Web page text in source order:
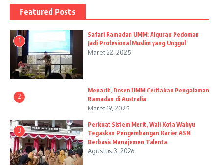
Featured Posts
1
Safari Ramadan UMM: Alquran Pedoman
Jadi Profesional Muslim yang Unggul
Maret 22, 2025
2
Menarik, Dosen UMM Ceritakan Pengalaman
Ramadan di Australia
Maret 19, 2025
3
Perkuat Sistem Merit, Wali Kota Wahyu
Tegaskan Pengembangan Karier ASN
Berbasis Manajemen Talenta
Agustus 3, 2026